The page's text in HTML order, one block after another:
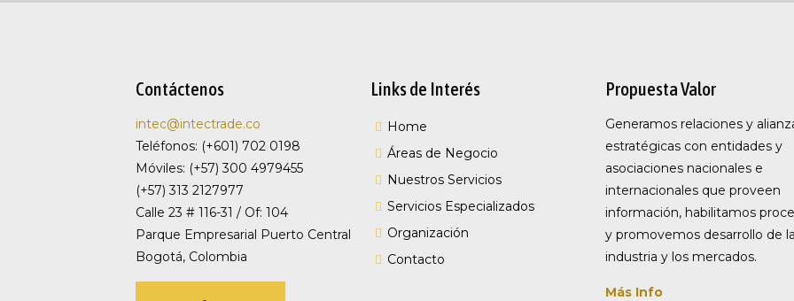
Contáctenos
intec@intectrade.co
Teléfonos: (+601) 702 0198
Móviles: (+57) 300 4979455
(+57) 313 2127977
Calle 23 # 116-31 / Of: 104
Parque Empresarial Puerto Central
Bogotá, Colombia
Links de Interés
Home
Áreas de Negocio
Nuestros Servicios
Servicios Especializados
Organización
Contacto
Propuesta Valor
Generamos relaciones y
estratégicas con entidades y
asociaciones nacionales e
internacionales que proveen
información, habilitamos
y promovemos desarrollo de
industria y los mercados.
Más Info